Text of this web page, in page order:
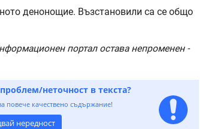
денонощие. Възстановили са се общо
портал остава непроменен -
неточност в текста?
повече качествено съдържание!
нередност